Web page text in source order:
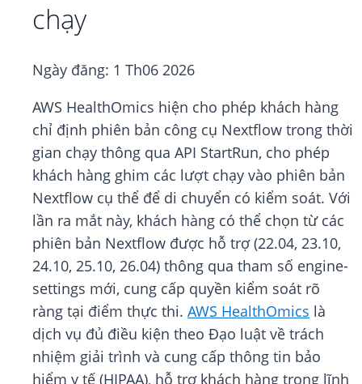
chạy
Ngày đăng: 1 Th06 2026
AWS HealthOmics hiện cho phép khách hàng
chỉ định phiên bản công cụ Nextflow trong thời
gian chạy thông qua API StartRun, cho phép
khách hàng ghim các lượt chạy vào phiên bản
Nextflow cụ thể để di chuyển có kiểm soát. Với
lần ra mắt này, khách hàng có thể chọn từ các
phiên bản Nextflow được hỗ trợ (22.04, 23.10,
24.10, 25.10, 26.04) thông qua tham số engine-
settings mới, cung cấp quyền kiểm soát rõ
ràng tại điểm thực thi. AWS HealthOmics là
dịch vụ đủ điều kiện theo Đạo luật về trách
nhiệm giải trình và cung cấp thông tin bảo
hiểm y tế (HIPAA), hỗ trợ khách hàng trong lĩnh